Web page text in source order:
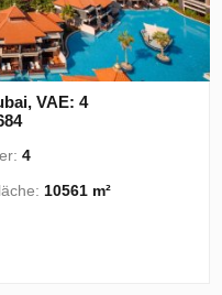
VAE: 4
4
10561 m²